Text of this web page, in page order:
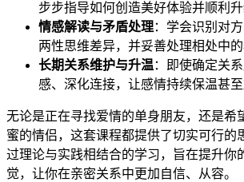
步步指导如何创造美好体验并顺利升
情感解读与矛盾处理：学会识别对
两性思维差异，并妥善处理相处中的
长期关系维护与升温：即使确定关
感、深化连接，让感情持续保温甚至
无论是正在寻找爱情的单身朋友，还是希
蜜的情侣，这套课程都提供了切实可行的
过理论与实践相结合的学习，旨在提升你
觉，让你在亲密关系中更加自信、从容。